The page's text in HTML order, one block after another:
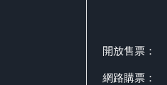
開放售票：
網路購票：